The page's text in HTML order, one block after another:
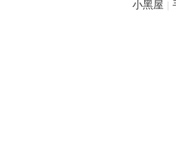
小黑屋 |